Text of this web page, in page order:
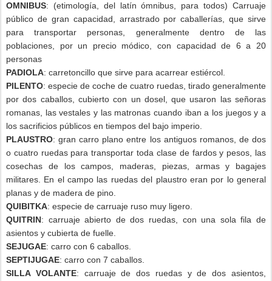
OMNIBUS: (etimología, del latín ómnibus, para todos) Carruaje
público de gran capacidad, arrastrado por caballerías, que sirve
para transportar personas, generalmente dentro de las
poblaciones, por un precio módico, con capacidad de 6 a 20
personas
PADIOLA: carretoncillo que sirve para acarrear estiércol.
PILENTO: especie de coche de cuatro ruedas, tirado generalmente
por dos caballos, cubierto con un dosel, que usaron las señoras
romanas, las vestales y las matronas cuando iban a los juegos y a
los sacrificios públicos en tiempos del bajo imperio.
PLAUSTRO: gran carro plano entre los antiguos romanos, de dos
o cuatro ruedas para transportar toda clase de fardos y pesos, las
cosechas de los campos, maderas, piezas, armas y bagajes
militares. En el campo las ruedas del plaustro eran por lo general
planas y de madera de pino.
QUIBITKA: especie de carruaje ruso muy ligero.
QUITRIN: carruaje abierto de dos ruedas, con una sola fila de
asientos y cubierta de fuelle.
SEJUGAE: carro con 6 caballos.
SEPTIJUGAE: carro con 7 caballos.
SILLA VOLANTE: carruaje de dos ruedas y de dos asientos,